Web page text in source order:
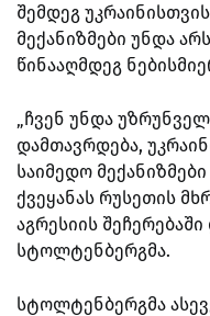
შემდეგ
მექანიზმები უნდა
წინააღმდეგ
„ჩვენ უნდა
დამთავრდება,
საიმედო
ქვეყანას რუსეთის
აგრესიის შეჩერებაში
სტოლტენბერგმა.
სტოლტენბერგმა